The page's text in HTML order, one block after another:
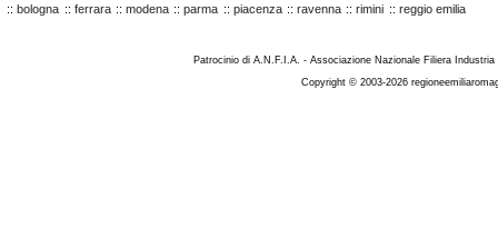
:: bologna :: ferrara :: modena :: parma :: piacenza :: ravenna :: rimini :: reggio emilia
Patrocinio di A.N.F.I.A. - Associazione Nazionale Filiera
Copyright © 2003-2026